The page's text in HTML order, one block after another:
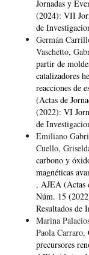
Jornadas y
(2024): VII
de
Germán
Vaschetto,
partir de
catalizadores
reacciones de
(Actas de
(2022): VI
de
Emiliano
Cuello,
carbono y
magnéticas
, AJEA (Actas
Núm. 15
Resultados de
Marina
Paola Carraro,
precursores